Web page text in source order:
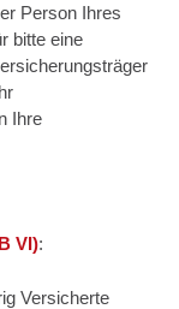
Person Ihres
bitte eine
Ihre
VI):
Versicherte